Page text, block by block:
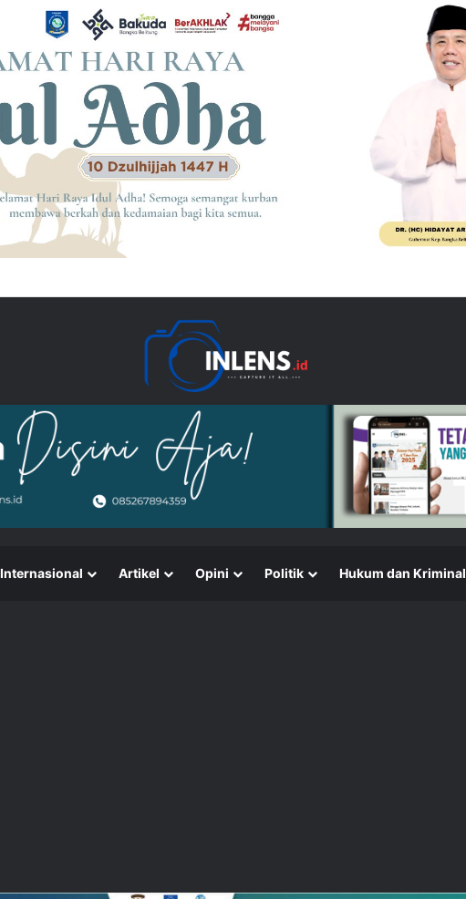
Internasional Artikel Opini Politik Hukum dan Kriminal